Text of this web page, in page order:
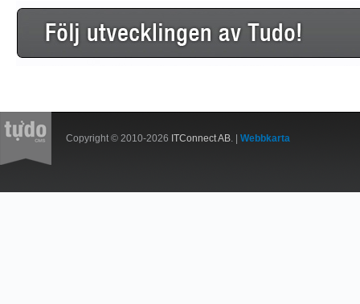
Copyright © 2010-2026 ITConnect AB. | Webbkarta